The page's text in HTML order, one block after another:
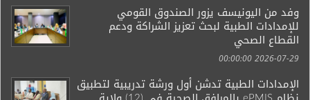
وفد من اليونيسف يزور الصندوق القومي
للإمدادات الطبية لبحث تعزيز الشراكة ودعم
القطاع الصحي
2026-07-29 00:00:00
الإمدادات الطبية تدشن أول ورشة تدريبية لتطبيق